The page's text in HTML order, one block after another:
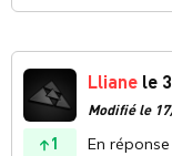
1
Lliane le
Modifié le
En